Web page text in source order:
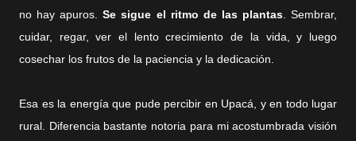
no hay apuros.Se sigue el ritmo de las plantas. Sembrar,
cuidar, regar, ver el lento crecimiento de la vida, y luego
cosechar los frutos de la paciencia y la dedicación.
Esa es la energía que pude percibir en Upacá, y en todo lugar
rural. Diferencia bastante notoria para mi acostumbrada visión